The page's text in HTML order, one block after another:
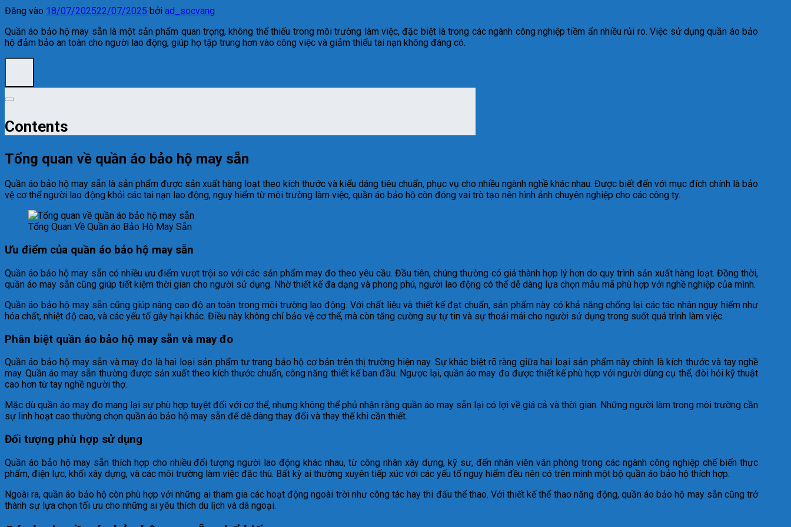
Đăng vào 18/07/202522/07/2025 bởi ad_socvang
Quần áo bảo hộ may sẵn là một sản phẩm quan trọng, không thể thiếu trong môi trường làm việc, đặc biệt là trong các ngành công nghiệp tiềm ẩn nhiều rủi ro. Việc sử dụng quần áo bảo
hộ đảm bảo an toàn cho người lao động, giúp họ tập trung hơn vào công việc và giảm thiểu tai nạn không đáng có.
Contents
Tổng quan về quần áo bảo hộ may sẵn
Quần áo bảo hộ may sẵn là sản phẩm được sản xuất hàng loạt theo kích thước và kiểu dáng tiêu chuẩn, phục vụ cho nhiều ngành nghề khác nhau. Được biết đến với mục đích chính là bảo
vệ cơ thể người lao động khỏi các tai nạn lao động, nguy hiểm từ môi trường làm việc, quần áo bảo hộ còn đóng vai trò tạo nên hình ảnh chuyên nghiệp cho các công ty.
Tổng Quan Về Quần áo Bảo Hộ May Sẵn
Ưu điểm của quần áo bảo hộ may sẵn
Quần áo bảo hộ may sẵn có nhiều ưu điểm vượt trội so với các sản phẩm may đo theo yêu cầu. Đầu tiên, chúng thường có giá thành hợp lý hơn do quy trình sản xuất hàng loạt. Đồng thời,
quần áo may sẵn cũng giúp tiết kiệm thời gian cho người sử dụng. Nhờ thiết kế đa dạng và phong phú, người lao động có thể dễ dàng lựa chọn mẫu mã phù hợp với nghề nghiệp của mình.
Quần áo bảo hộ may sẵn cũng giúp nâng cao độ an toàn trong môi trường lao động. Với chất liệu và thiết kế đạt chuẩn, sản phẩm này có khả năng chống lại các tác nhân nguy hiểm như
hóa chất, nhiệt độ cao, và các yếu tố gây hại khác. Điều này không chỉ bảo vệ cơ thể, mà còn tăng cường sự tự tin và sự thoải mái cho người sử dụng trong suốt quá trình làm việc.
Phân biệt quần áo bảo hộ may sẵn và may đo
Quần áo bảo hộ may sẵn và may đo là hai loại sản phẩm tư trang bảo hộ cơ bản trên thị trường hiện nay. Sự khác biệt rõ ràng giữa hai loại sản phẩm này chính là kích thước và tay nghề
may. Quần áo may sẵn thường được sản xuất theo kích thước chuẩn, công năng thiết kế ban đầu. Ngược lại, quần áo may đo được thiết kế phù hợp với người dùng cụ thể, đòi hỏi kỹ thuật
cao hơn từ tay nghề người thợ.
Mặc dù quần áo may đo mang lại sự phù hợp tuyệt đối với cơ thể, nhưng không thể phủ nhận rằng quần áo may sẵn lại có lợi về giá cả và thời gian. Những người làm trong môi trường cần
sự linh hoạt cao thường chọn quần áo bảo hộ may sẵn để dễ dàng thay đổi và thay thế khi cần thiết.
Đối tượng phù hợp sử dụng
Quần áo bảo hộ may sẵn thích hợp cho nhiều đối tượng người lao động khác nhau, từ công nhân xây dựng, kỹ sư, đến nhân viên văn phòng trong các ngành công nghiệp chế biến thực
phẩm, điện lực, khối xây dựng, và các môi trường làm việc đặc thù. Bất kỳ ai thường xuyên tiếp xúc với các yếu tố nguy hiểm đều nên có trên mình một bộ quần áo bảo hộ thích hợp.
Ngoài ra, quần áo bảo hộ còn phù hợp với những ai tham gia các hoạt động ngoài trời như công tác hay thi đấu thể thao. Với thiết kế thể thao năng động, quần áo bảo hộ may sẵn cũng trở
thành sự lựa chọn tối ưu cho những ai yêu thích du lịch và dã ngoại.